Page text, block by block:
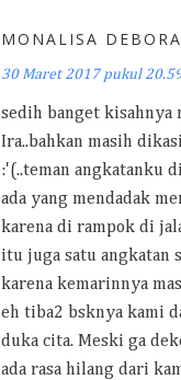
MONALISA
30 Maret 2017 pukul
sedih banget kisahnya
Ira..bahkan masih
:'(..teman angkatanku
ada yang mendadak
karena di rampok di
itu juga satu angkatan
karena kemarinnya
eh tiba2 bsknya kami
duka cita. Meski ga
ada rasa hilang dari